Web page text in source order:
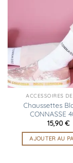
ACCESSOIRES
Chaussettes
CONNASSE
15,90 €
AJOUTER AU